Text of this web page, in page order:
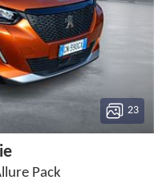
23
Pack